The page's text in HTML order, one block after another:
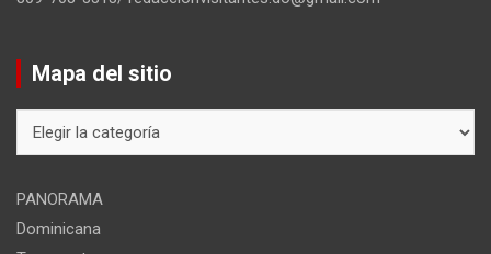
Mapa del sitio
del
PANORAMA
Dominicana